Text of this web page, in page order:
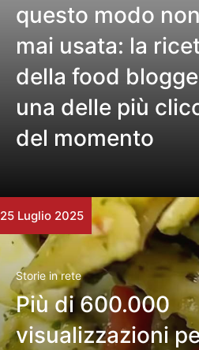
questo modo non
mai usata: la
della food
una delle più
del momento
25 Luglio 2025
Storie in rete
Più di 600.000
visualizzazioni